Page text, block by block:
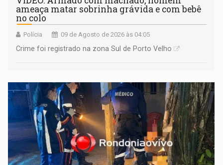
ameaça matar sobrinha grávida e com bebê
no colo
Polícia 09 de Agosto de 2026 às 04:05
Crime foi registrado na zona Sul de Porto Velho